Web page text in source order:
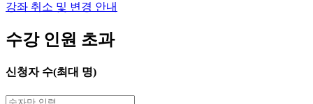
강좌 취소 및 변경 안내
수강 인원 초과
신청자 수(최대 명)